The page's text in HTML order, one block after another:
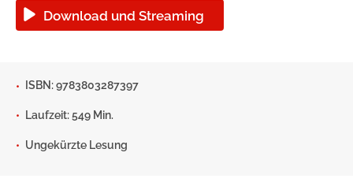
Man sieht sich
Download und Streaming
ISBN: 9783803287397
Laufzeit: 549 Min.
Ungekürzte Lesung